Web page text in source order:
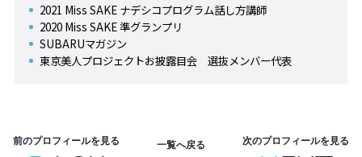
2021 Miss SAKE ナデシコプログラム話し方講師
2020 Miss SAKE 準グランプリ
SUBARUマガジン
東京美人プロジェクトお披露目会 選抜メンバー代表
前のプロフィールを見る 一覧へ戻る 次のプロフィールを見る